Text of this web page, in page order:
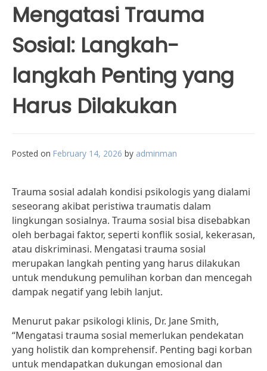
Mengatasi Trauma
Sosial: Langkah-
langkah Penting yang
Harus Dilakukan
Posted on February 14, 2026 by adminman
Trauma sosial adalah kondisi psikologis yang dialami
seseorang akibat peristiwa traumatis dalam
lingkungan sosialnya. Trauma sosial bisa disebabkan
oleh berbagai faktor, seperti konflik sosial, kekerasan,
atau diskriminasi. Mengatasi trauma sosial
merupakan langkah penting yang harus dilakukan
untuk mendukung pemulihan korban dan mencegah
dampak negatif yang lebih lanjut.
Menurut pakar psikologi klinis, Dr. Jane Smith,
“Mengatasi trauma sosial memerlukan pendekatan
yang holistik dan komprehensif. Penting bagi korban
untuk mendapatkan dukungan emosional dan